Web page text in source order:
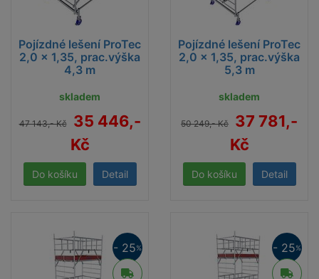
Pojízdné lešení ProTec
2,0 x 1,35, prac.výška
4,3 m
skladem
47 143,- Kč
35 446,-
Kč
Detail
Pojízdné lešení ProTec
2,0 x 1,35, prac.výška
5,3 m
skladem
50 249,- Kč
37 781,-
Kč
Detail
- 25% - 25%